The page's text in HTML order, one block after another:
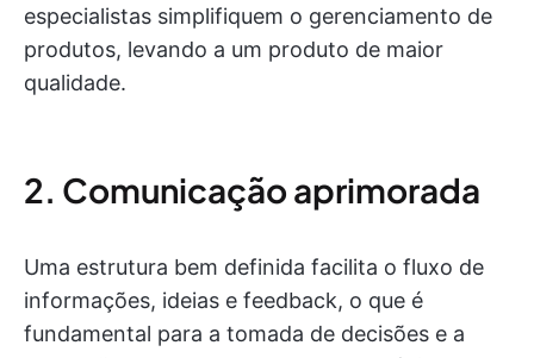
especialistas simplifiquem o gerenciamento de
produtos, levando a um produto de maior
qualidade.
2. Comunicação aprimorada
Uma estrutura bem definida facilita o fluxo de
informações, ideias e feedback, o que é
fundamental para a tomada de decisões e a